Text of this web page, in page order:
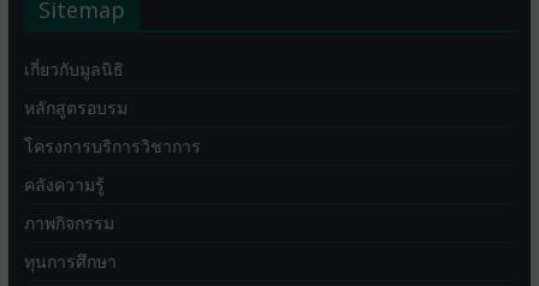
Sitemap
เกี่ยวกับมูลนิธิ
หลักสูตรอบรม
โครงการบริการวิชาการ
คลังความรู้
ภาพกิจกรรม
ทุนการศึกษา